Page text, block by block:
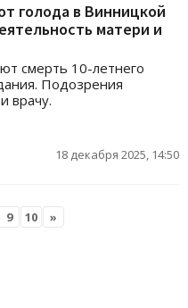
голода в Винницкой
матери и
смерть 10-летнего
Подозрения
врачу.
18 декабря 2025, 14:50
9 10 »